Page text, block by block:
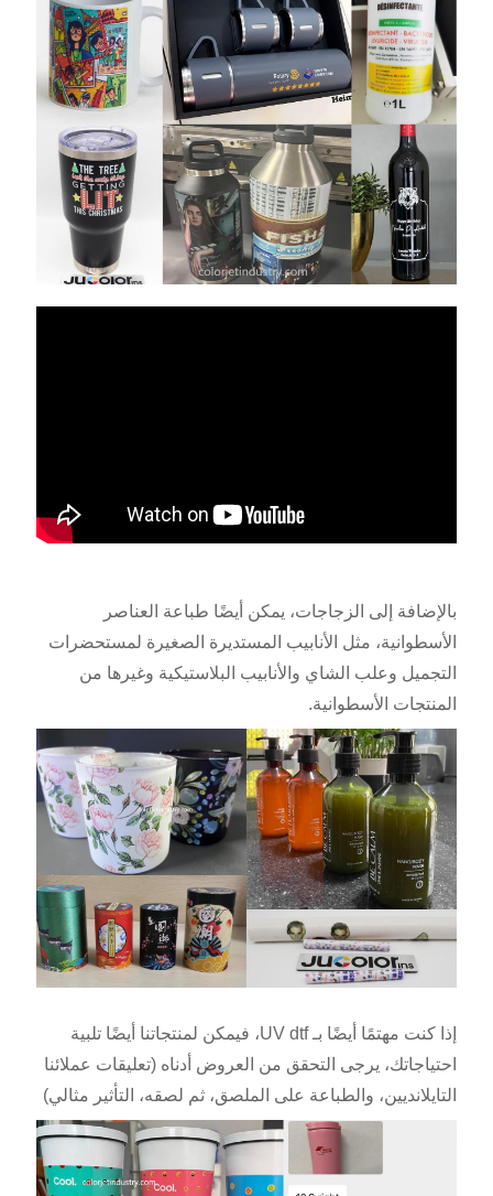
بالإضافة إلى الزجاجات، يمكن أيضًا طباعة العناصر
الأسطوانية، مثل الأنابيب المستديرة الصغيرة لمستحضرات
التجميل وعلب الشاي والأنابيب البلاستيكية وغيرها من
المنتجات الأسطوانية.
إذا كنت مهتمًا أيضًا بـ UV dtf، فيمكن لمنتجاتنا أيضًا تلبية
احتياجاتك، يرجى التحقق من العروض أدناه (تعليقات عملائنا
التايلانديين، والطباعة على الملصق، ثم لصقه، التأثير مثالي)